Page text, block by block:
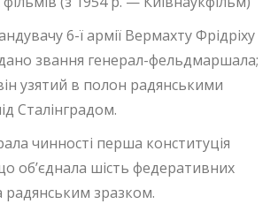
6-ї армії Вермахту Фрідріху
звання генерал-фельдмаршала;
узятий в полон радянськими
Сталінградом.
чинності перша конституція
об’єднала шість федеративних
радянським зразком.